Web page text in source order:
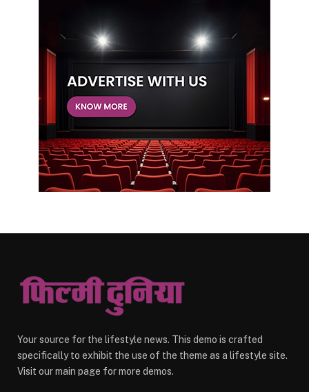
Your source for the lifestyle news. This demo is crafted
specifically to exhibit the use of the theme as a lifestyle site.
Visit our main page for more demos.